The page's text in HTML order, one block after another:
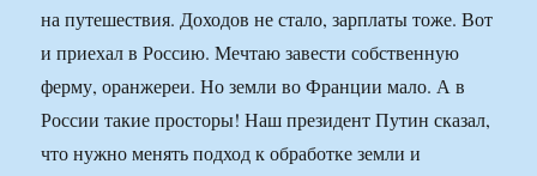
на путешествия. Доходов не стало, зарплаты тоже. Вот
и приехал в Россию. Мечтаю завести собственную
ферму, оранжереи. Но земли во Франции мало. А в
России такие просторы! Наш президент Путин сказал,
что нужно менять подход к обработке земли и